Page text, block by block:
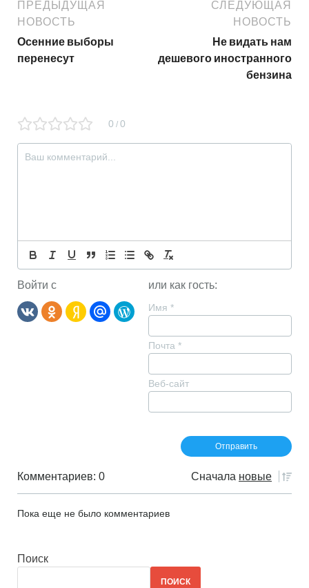
ПРЕДЫДУЩАЯ
НОВОСТЬ
Осенние выборы
перенесут
СЛЕДУЮЩАЯ
НОВОСТЬ
Не видать нам
дешевого иностранного
бензина
0 / 0
Войти с или как гость:
Имя *
Почта *
Веб-сайт
Комментариев: 0 Сначала новые
Пока еще не было комментариев
Поиск
ПОИСК